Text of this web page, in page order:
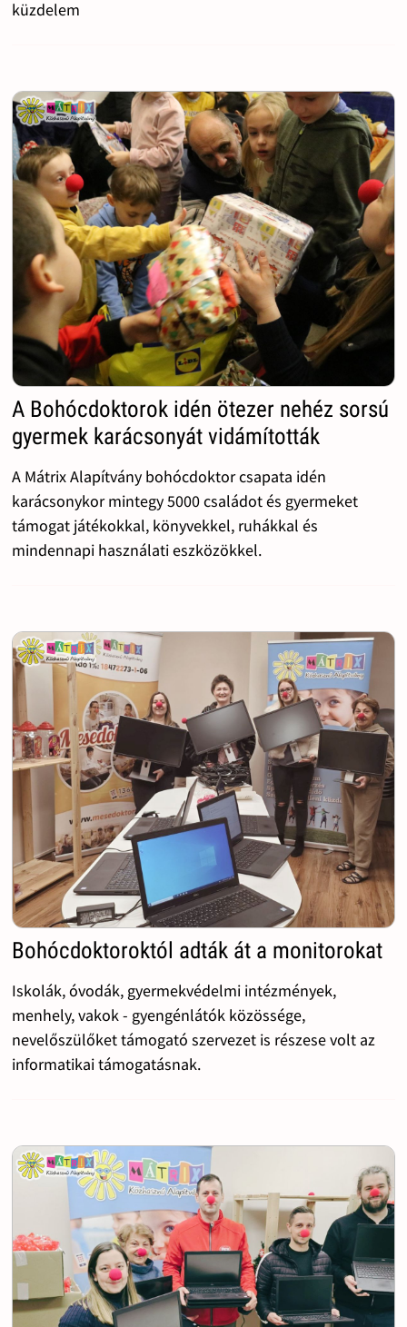
küzdelem
A Bohócdoktorok idén ötezer nehéz sorsú
gyermek karácsonyát vidámították
A Mátrix Alapítvány bohócdoktor csapata idén
karácsonykor mintegy 5000 családot és gyermeket
támogat játékokkal, könyvekkel, ruhákkal és
mindennapi használati eszközökkel.
Bohócdoktoroktól adták át a monitorokat
Iskolák, óvodák, gyermekvédelmi intézmények,
menhely, vakok - gyengénlátók közössége,
nevelőszülőket támogató szervezet is részese volt az
informatikai támogatásnak.